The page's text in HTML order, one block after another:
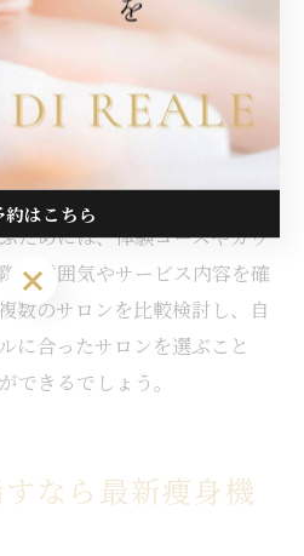
と、「効果を実感できた」
すい」といった評価が高いサ
いことが分かります。逆に、
るサロンでは満足度が下がる
ためには、体験コースやカウ
の雰囲気やサービス内容を確
数のサロンを比較検討し、自
に合ったサロンを選ぶこと
できるでしょう。
なら最新痩身機
約はこちら
約はこちら